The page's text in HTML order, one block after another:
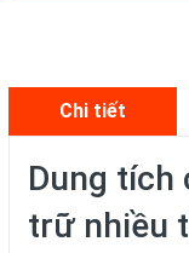
Chi tiết
Dung tích
trữ nhiều